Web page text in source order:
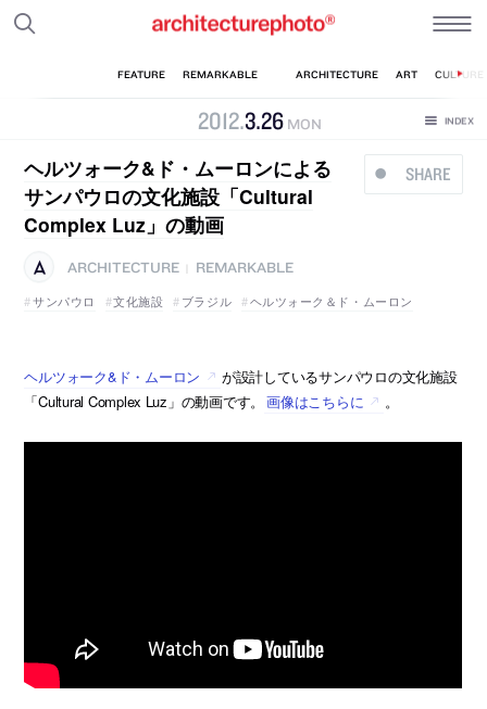
2012.3.26 MON
SHARE
ヘルツォーク&ド・ムーロンによる
サンパウロの文化施設「Cultural
Complex Luz」の動画
ARCHITECTURE
REMARKABLE
サンパウロ
文化施設 ブラジル ヘルツォーク＆ド・ムーロン
ヘルツォーク&ド・ムーロン
が設計しているサンパウロの文化施設
「Cultural Complex Luz」の動画です。 画像はこちらに 。